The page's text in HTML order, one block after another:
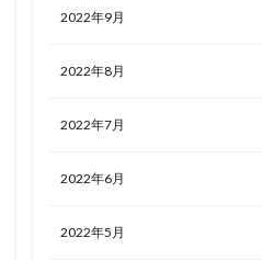
2022年9月
2022年8月
2022年7月
2022年6月
2022年5月